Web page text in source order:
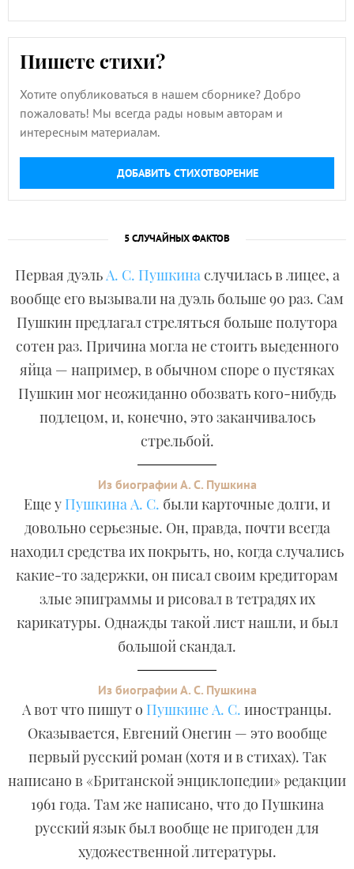
Пишете стихи?
Хотите опубликоваться в нашем сборнике? Добро
пожаловать! Мы всегда рады новым авторам и
интересным материалам.
ДОБАВИТЬ СТИХОТВОРЕНИЕ
5 СЛУЧАЙНЫХ ФАКТОВ
Первая дуэльА. С. Пушкинаслучилась в лицее, а
вообще его вызывали на дуэль больше 90 раз. Сам
Пушкин предлагал стреляться больше полутора
сотен раз. Причина могла не стоить выеденного
яйца — например, в обычном споре о пустяках
Пушкин мог неожиданно обозвать кого-нибудь
подлецом, и, конечно, это заканчивалось
стрельбой.
Из биографии А. С. Пушкина
Еще у Пушкина А. С. были карточные долги, и
довольно серьезные. Он, правда, почти всегда
находил средства их покрыть, но, когда случались
какие-то задержки, он писал своим кредиторам
злые эпиграммы и рисовал в тетрадях их
карикатуры. Однажды такой лист нашли, и был
большой скандал.
Из биографии А. С. Пушкина
А вот что пишут о Пушкине А. С. иностранцы.
Оказывается, Евгений Онегин — это вообще
первый русский роман (хотя и в стихах). Так
написано в «Британской энциклопедии» редакции
1961 года. Там же написано, что до Пушкина
русский язык был вообще не пригоден для
художественной литературы.